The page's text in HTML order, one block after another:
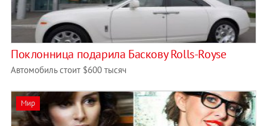
Поклонница подарила Баскову Rolls-Royse
Автомобиль стоит $600 тысяч
Мир